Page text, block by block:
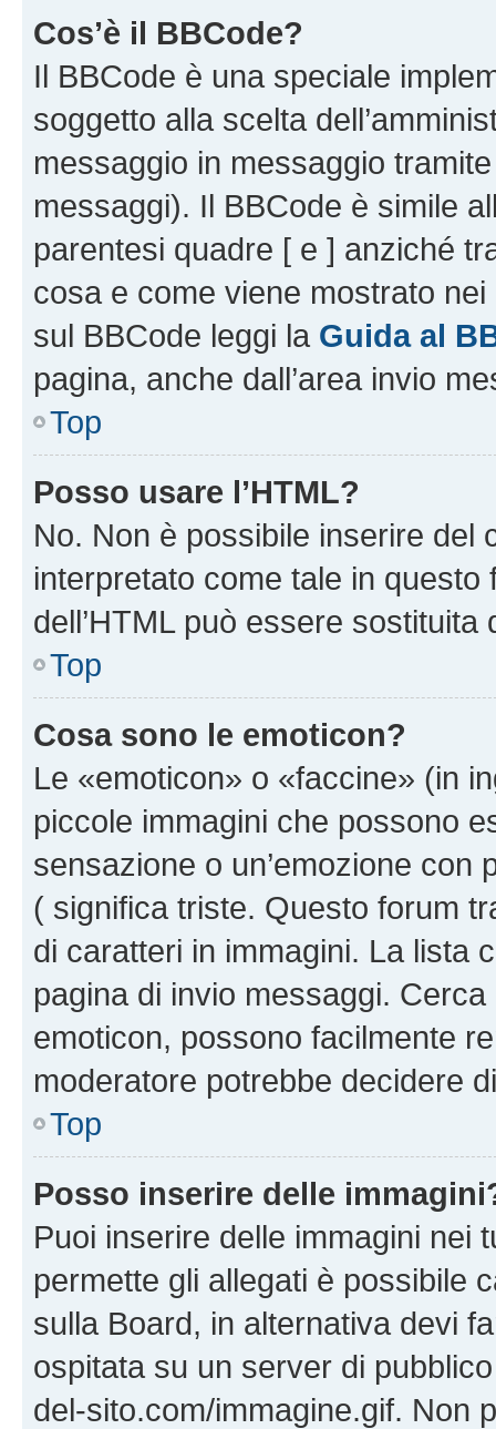
Cos’è il BBCode?
Il BBCode è una speciale
soggetto alla scelta
messaggio in messaggio
messaggi). Il BBCode è simile
parentesi quadre [ e ] anziché
cosa e come viene mostrato
sul BBCode leggi la Guida al
pagina, anche dall’area invio
Top
Posso usare l’HTML?
No. Non è possibile inserire del
interpretato come tale in
dell’HTML può essere sostituita
Top
Cosa sono le emoticon?
Le «emoticon» o «faccine» (in
piccole immagini che possono
sensazione o un’emozione
( significa triste. Questo forum
di caratteri in immagini. La lista
pagina di invio messaggi.
emoticon, possono facilmente
moderatore potrebbe decidere
Top
Posso inserire delle
Puoi inserire delle immagini nei
permette gli allegati è possibile
sulla Board, in alternativa devi
ospitata su un server di
del-sito.com/immagine.gif. Non